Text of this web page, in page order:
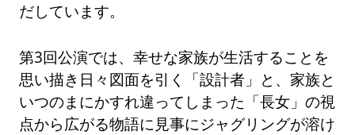
だしています。
第3回公演では、幸せな家族が生活することを
思い描き日々図面を引く「設計者」と、家族と
いつのまにかすれ違ってしまった「長女」の視
点から広がる物語に見事にジャグリングが溶け